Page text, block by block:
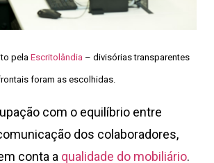
pela Escritolândia – divisórias transparentes
foram as escolhidas.
com o equilíbrio entre
dos colaboradores,
conta a qualidade do mobiliário.